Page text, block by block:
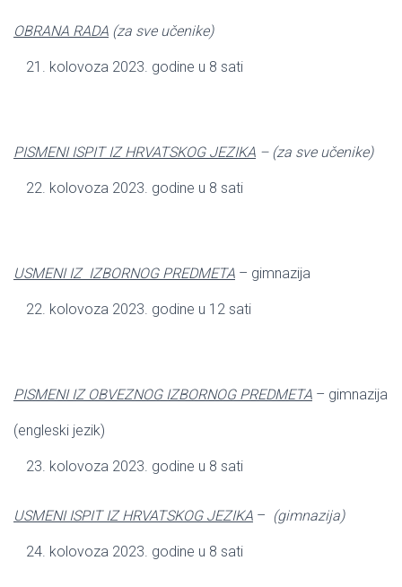
OBRANA RADA (za sve učenike)
kolovoza 2023. godine u 8 sati
PISMENI ISPIT IZ HRVATSKOG JEZIKA – (za sve učenike)
kolovoza 2023. godine u 8 sati
USMENI IZ IZBORNOG PREDMETA – gimnazija
kolovoza 2023. godine u 12 sati
PISMENI IZ OBVEZNOG IZBORNOG PREDMETA – gimnazija
(engleski jezik)
kolovoza 2023. godine u 8 sati
USMENI ISPIT IZ HRVATSKOG JEZIKA – (gimnazija)
kolovoza 2023. godine u 8 sati